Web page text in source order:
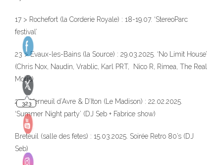
17 > Rochefort (la Corderie Royale) : 18-19.07. ‘StereoParc
festival’
23 > Evaux-les-Bains (la Source) : 29.03.2025. ‘No Limit House’
(Chris Nox, Naudin, Vrablic, Karl PRT, Nico R, Rimea, The Real
Moris)
27 > Verneuil d’Avre & D’Iton (Le Madison) : 22.02.2025.
‘Summer Night party’ (DJ Seb + Fabrice show)
Breteuil (salle des fetes) : 15.03.2025. Soirée Retro 80’s (DJ
Seb)